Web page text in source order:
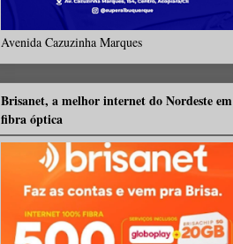
Avenida Cazuzinha Marques
Brisanet, a melhor internet do Nordeste em
fibra óptica